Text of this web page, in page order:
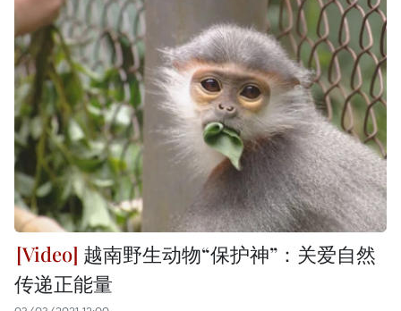
越南野生动物“保护神”：关爱自然
传递正能量